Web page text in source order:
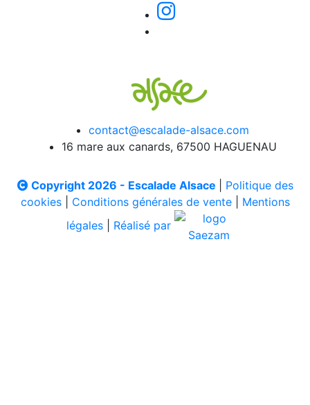
contact@escalade-alsace.com
16 mare aux canards, 67500 HAGUENAU
Copyright 2026 - Escalade Alsace
Politique des
cookies| Conditions générales de vente| Mentions
légales
Réalisé par